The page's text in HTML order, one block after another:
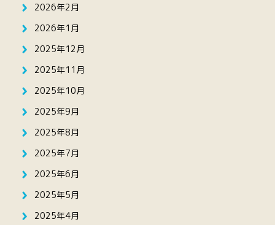
2026年2月
2026年1月
2025年12月
2025年11月
2025年10月
2025年9月
2025年8月
2025年7月
2025年6月
2025年5月
2025年4月